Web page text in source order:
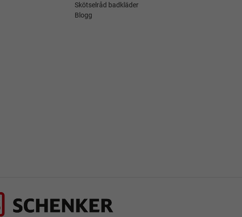
Skötselråd badkläder
Blogg